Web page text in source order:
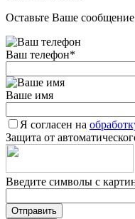
Оставьте Ваше
Ваш телефон*
Ваше имя
Я согласен на
Защита от
Введите символы с